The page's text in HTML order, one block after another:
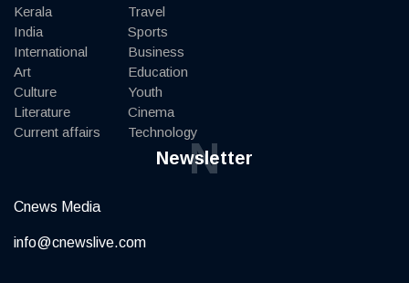
Kerala
India
International
Art
Culture
Literature
Current affairs
Travel
Sports
Business
Education
Youth
Cinema
Technology
Newsletter
N
Cnews Media
info@cnewslive.com